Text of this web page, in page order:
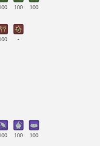
100 100
-
100 100